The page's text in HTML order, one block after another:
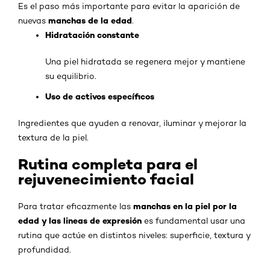
Es el paso más importante para evitar la aparición de
nuevas manchas de la edad.
Hidratación constante
Una piel hidratada se regenera mejor y mantiene
su equilibrio.
Uso de activos específicos
Ingredientes que ayuden a renovar, iluminar y mejorar la
textura de la piel.
Rutina completa para el
rejuvenecimiento facial
Para tratar eficazmente las manchas en la piel por la
edad y las lineas de expresión es fundamental usar una
rutina que actúe en distintos niveles: superficie, textura y
profundidad.